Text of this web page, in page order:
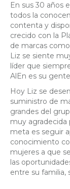
En sus 30 años
todos la
contenta y
crecido con la
de marcas
Liz se siente
líder que
AlEn es su
Hoy Liz se
suministro de
grandes del
muy agradecida
meta es seguir
conocimiento
mujeres a que
las
entre su familia,